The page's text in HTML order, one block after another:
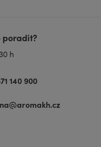
poradit?
h
140 900